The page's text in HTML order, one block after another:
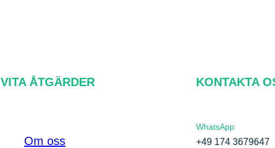
VITA ÅTGÄRDER
Om oss
KONTAKTA
WhatsApp
+49 174 3679647